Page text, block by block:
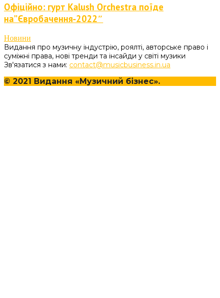
Офіційно: гурт Kalush Orchestra поїде
на”Євробачення-2022″
Новини
Видання про музичну індустрію, роялті, авторське право і
суміжні права, нові тренди та інсайди у світі музики
Зв'язатися з нами: contact@musicbusiness.in.ua
© 2021 Видання «Музичний бізнес».